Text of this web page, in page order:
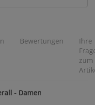
Bewertungen
Ihre
zum
- Damen